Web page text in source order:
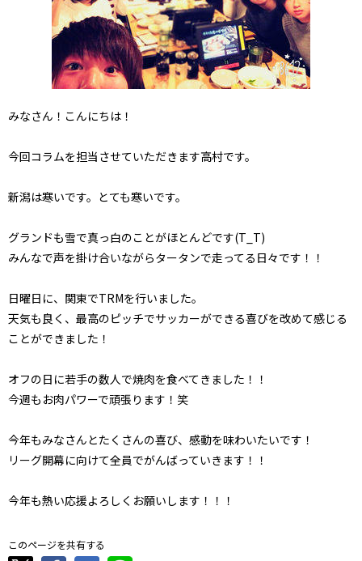
みなさん！こんにちは！
今回コラムを担当させていただきます高村です。
新潟は寒いです。とても寒いです。
グランドも雪で真っ白のことがほとんどです(T_T)
みんなで声を掛け合いながらタータンで走ってる日々です！！
日曜日に、関東でTRMを行いました。
天気も良く、最高のピッチでサッカーができる喜びを改めて感じる
ことができました！
オフの日に若手の数人で焼肉を食べてきました！！
今週もお肉パワーで頑張ります！笑
今年もみなさんとたくさんの喜び、感動を味わいたいです！
リーグ開幕に向けて全員でがんばっていきます！！
今年も熱い応援よろしくお願いします！！！
このページを共有する